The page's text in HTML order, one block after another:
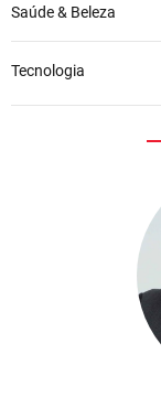
Saúde & Beleza
Tecnologia